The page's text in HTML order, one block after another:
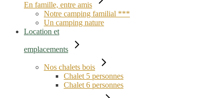
En famille, entre amis
Notre camping familial ***
Un camping nature
Location et
emplacements
Nos chalets bois
Chalet 5 personnes
Chalet 6 personnes